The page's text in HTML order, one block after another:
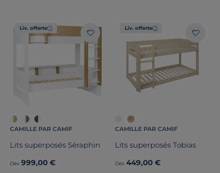
Liv. offerte
CAMILLE PAR CAMIF
Lits superposés Séraphin
Dès 999,00 €
Liv. offerte
CAMILLE PAR CAMIF
Lits superposés Tobias
Dès 449,00 €